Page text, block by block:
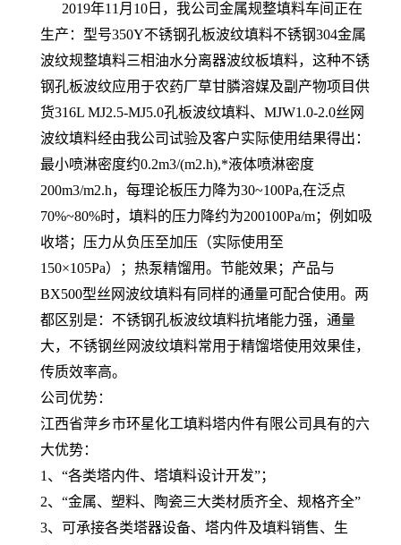
2019年11月10日，我公司金属规整填料车间正在
生产：型号350Y不锈钢孔板波纹填料不锈钢304金属
波纹规整填料三相油水分离器波纹板填料，这种不锈
钢孔板波纹应用于农药厂草甘膦溶媒及副产物项目供
货316L MJ2.5-MJ5.0孔板波纹填料、MJW1.0-2.0丝网
波纹填料经由我公司试验及客户实际使用结果得出：
最小喷淋密度约0.2m3/(m2.h),*液体喷淋密度
200m3/m2.h，每理论板压力降为30~100Pa,在泛点
70%~80%时，填料的压力降约为200100Pa/m；例如吸
收塔；压力从负压至加压（实际使用至
150×105Pa）；热泵精馏用。节能效果；产品与
BX500型丝网波纹填料有同样的通量可配合使用。两
都区别是：不锈钢孔板波纹填料抗堵能力强，通量
大，不锈钢丝网波纹填料常用于精馏塔使用效果佳，
传质效率高。
公司优势：
江西省萍乡市环星化工填料塔内件有限公司具有的六
大优势：
1、“各类塔内件、塔填料设计开发”；
2、“金属、塑料、陶瓷三大类材质齐全、规格齐全”
3、可承接各类塔器设备、塔内件及填料销售、生